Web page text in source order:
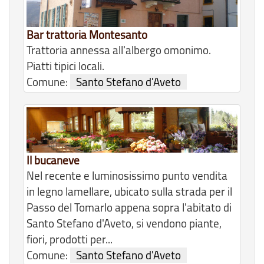
Bar trattoria Montesanto
Trattoria annessa all'albergo omonimo.
Piatti tipici locali.
Comune:
Santo Stefano d'Aveto
Il bucaneve
Nel recente e luminosissimo punto vendita
in legno lamellare, ubicato sulla strada per il
Passo del Tomarlo appena sopra l'abitato di
Santo Stefano d'Aveto, si vendono piante,
fiori, prodotti per...
Comune:
Santo Stefano d'Aveto